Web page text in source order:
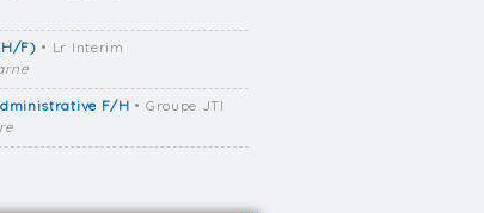
F) • Lr Interim
F/H • Groupe JTI